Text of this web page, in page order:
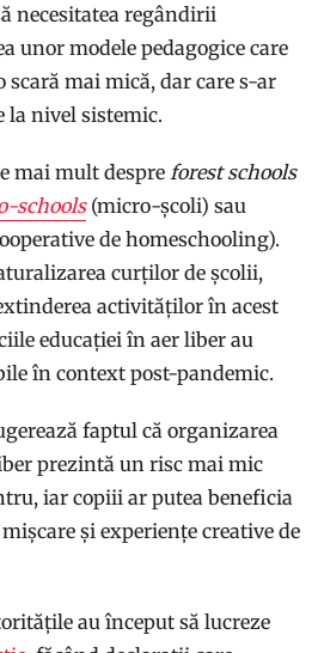
necesitatea regândirii
unor modele pedagogice care
scară mai mică, dar care s-ar
la nivel sistemic.
mai mult despre forest schools
schools(micro-școli) sau
de homeschooling).
curților de școlii,
activităților în acest
educației în aer liber au
în context post-pandemic.
faptul că organizarea
prezintă un risc mai mic
iar copiii ar putea beneficia
și experiențe creative de
au început să lucreze